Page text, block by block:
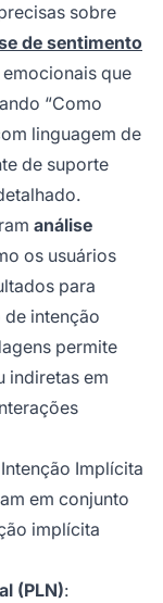
sobre
de sentimento
que
“Como
linguagem de
de suporte
análise
os usuários
para
intenção
permite
indiretas em
Implícita
em conjunto
implícita
(PLN):